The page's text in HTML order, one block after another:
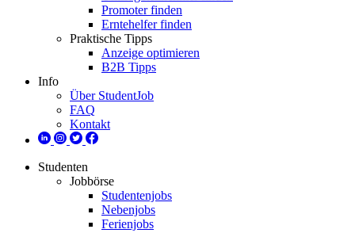
Promoter finden
Erntehelfer finden
Praktische Tipps
Anzeige optimieren
B2B Tipps
Info
Über StudentJob
FAQ
Kontakt
Studenten
Jobbörse
Studentenjobs
Nebenjobs
Ferienjobs